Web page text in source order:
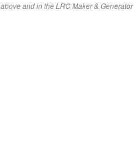
above and in the LRC Maker & Generator